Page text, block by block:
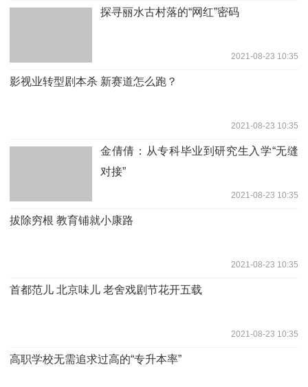
探寻丽水古村落的“网红”密码
2021-08-23 10:35
影视业转型剧本杀 新赛道怎么跑？
2021-08-23 10:35
金倩倩：从专科毕业到研究生入学“无缝
对接”
2021-08-23 10:35
拔除穷根 教育铺就小康路
2021-08-23 10:35
首都范儿 北京味儿 老舍戏剧节花开五载
2021-08-23 10:35
高职学校无需追求过高的“专升本率”